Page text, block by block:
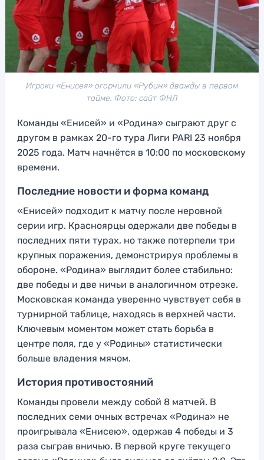
Игроки «Енисея» огорчили «Рубин» дважды в первом
тайме. Фото: сайт ФНЛ
Команды «Енисей» и «Родина» сыграют друг с
другом в рамках 20-го тура Лиги PARI 23 ноября
2025 года. Матч начнётся в 10:00 по московскому
времени.
Последние новости и форма команд
«Енисей» подходит к матчу после неровной
серии игр. Красноярцы одержали две победы в
последних пяти турах, но также потерпели три
крупных поражения, демонстрируя проблемы в
обороне. «Родина» выглядит более стабильно:
две победы и две ничьи в аналогичном отрезке.
Московская команда уверенно чувствует себя в
турнирной таблице, находясь в верхней части.
Ключевым моментом может стать борьба в
центре поля, где у «Родины» статистически
больше владения мячом.
История противостояний
Команды провели между собой 8 матчей. В
последних семи очных встречах «Родина» не
проигрывала «Енисею», одержав 4 победы и 3
раза сыграв вничью. В первой круге текущего